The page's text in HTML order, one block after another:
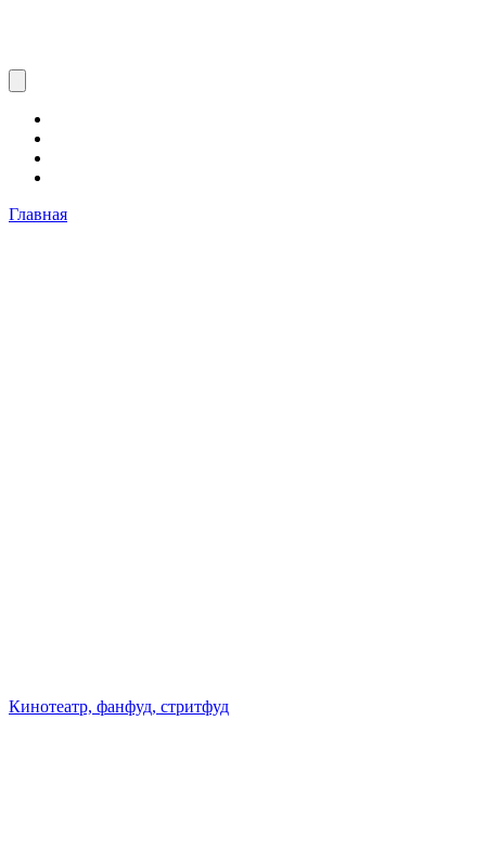
Главная
Кинотеатр, фанфуд, стритфуд